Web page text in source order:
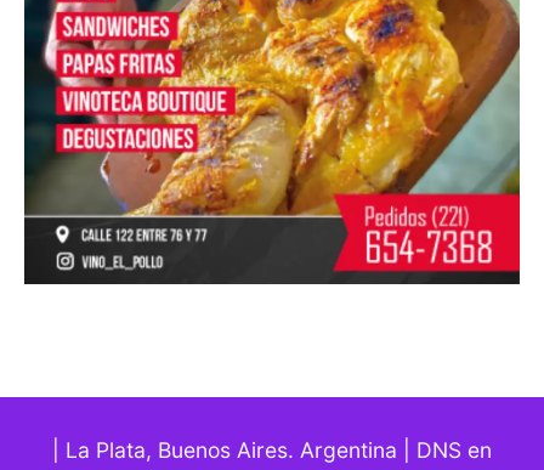
| La Plata, Buenos Aires. Argentina | DNS en